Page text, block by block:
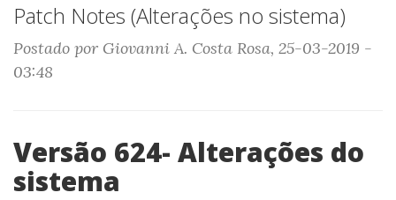
Patch Notes (Alterações no sistema)
Postado por Giovanni A. Costa Rosa, 25-03-2019 -
03:48
Versão 624- Alterações do
sistema